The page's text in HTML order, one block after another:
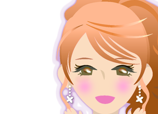
は
の
大
阪
の
バ